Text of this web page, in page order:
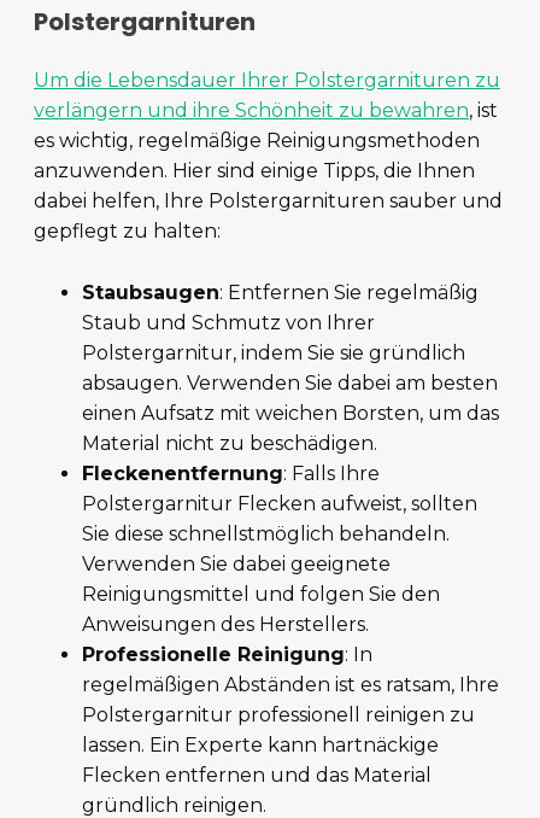
Polstergarnituren
Um die Lebensdauer Ihrer Polstergarnituren zu
verlängern und ihre Schönheit zu bewahren, ist
es wichtig, regelmäßige Reinigungsmethoden
anzuwenden. Hier sind einige Tipps, die Ihnen
dabei helfen, Ihre Polstergarnituren sauber und
gepflegt zu halten:
Staubsaugen: Entfernen Sie regelmäßig
Staub und Schmutz von Ihrer
Polstergarnitur, indem Sie sie gründlich
absaugen. Verwenden Sie dabei am besten
einen Aufsatz mit weichen Borsten, um das
Material nicht zu beschädigen.
Fleckenentfernung: Falls Ihre
Polstergarnitur Flecken aufweist, sollten
Sie diese schnellstmöglich behandeln.
Verwenden Sie dabei geeignete
Reinigungsmittel und folgen Sie den
Anweisungen des Herstellers.
Professionelle Reinigung: In
regelmäßigen Abständen ist es ratsam, Ihre
Polstergarnitur professionell reinigen zu
lassen. Ein Experte kann hartnäckige
Flecken entfernen und das Material
gründlich reinigen.